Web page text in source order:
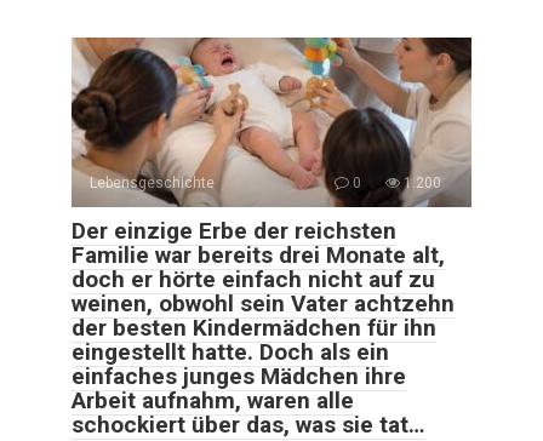
Lebensgeschichte 0 1.200
Der einzige Erbe der reichsten
Familie war bereits drei Monate alt,
doch er hörte einfach nicht auf zu
weinen, obwohl sein Vater achtzehn
der besten Kindermädchen für ihn
eingestellt hatte. Doch als ein
einfaches junges Mädchen ihre
Arbeit aufnahm, waren alle
schockiert über das, was sie tat…